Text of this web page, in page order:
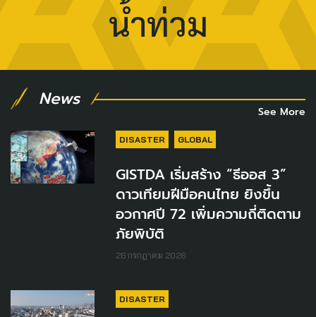
น้ำท่วม
News
See More
DISASTER GLOBAL
GISTDA เริ่มสร้าง “ธีออส 3”
ดาวเทียมฝีมือคนไทย ยิงขึ้น
อวกาศปี 72 เพิ่มความถี่ติดตาม
ภัยพิบัติ
26 กรกฎาคม 2026
DISASTER